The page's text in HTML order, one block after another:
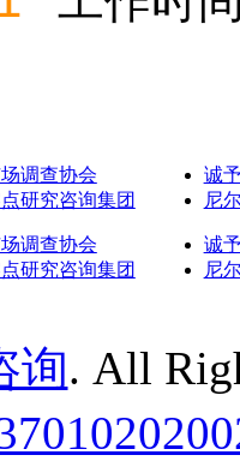
调查协会
诚
研究咨询集团 尼
调查协会
诚
研究咨询集团 尼
询. All